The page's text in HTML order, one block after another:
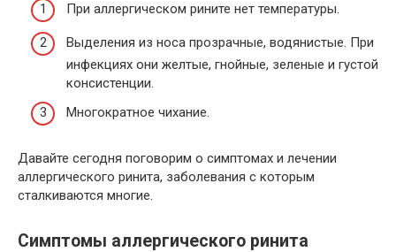
При аллергическом рините нет температуры.
Выделения из носа прозрачные, водянистые. При
инфекциях они желтые, гнойные, зеленые и густой
консистенции.
Многократное чихание.
Давайте сегодня поговорим о симптомах и лечении
аллергического ринита, заболевания с которым
сталкиваются многие.
Симптомы аллергического ринита